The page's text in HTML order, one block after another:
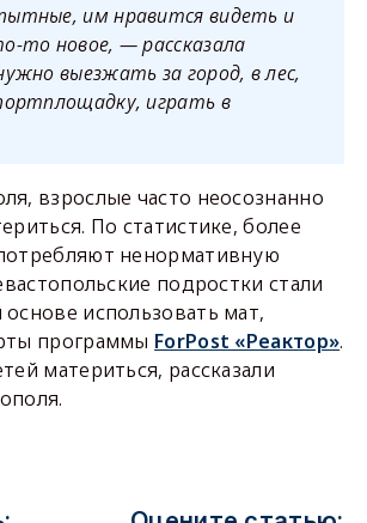
им нравится видеть и
то новое, — рассказала
выезжать за город, в лес,
играть в
взрослые часто неосознанно
По статистике, более
ненормативную
подростки стали
использовать мат,
программы ForPost «Реактор».
материться, рассказали